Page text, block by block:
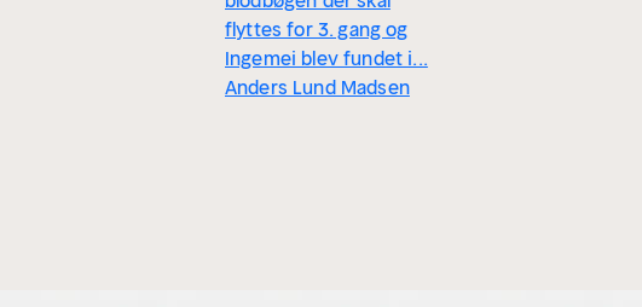
flyttes for 3. gang og
Ingemei blev fundet i...
Anders Lund Madsen